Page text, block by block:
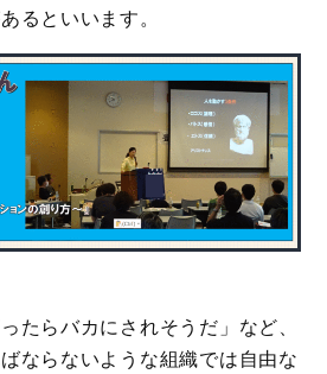
るといいます。
たらバカにされそうだ」など、
ならないような組織では自由な